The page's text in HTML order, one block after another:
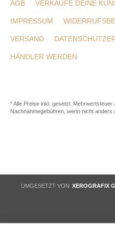
AGB VERKAUFE DEINE
IMPRESSUM
VERSAND
HÄNDLER WERDEN
* Alle Preise inkl. gesetzl. Mehrwertsteuer
Nachnahmegebühren, wenn nicht anders
UMGESETZT VON XEROGRAFIX